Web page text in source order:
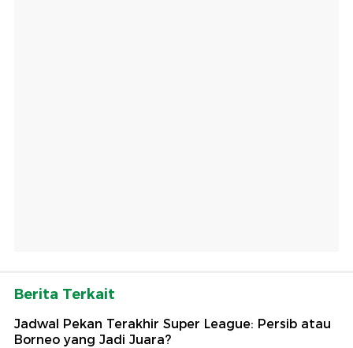
Berita Terkait
Jadwal Pekan Terakhir Super League: Persib atau
Borneo yang Jadi Juara?